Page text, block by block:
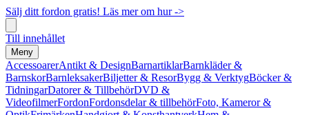
Sälj ditt fordon gratis! Läs mer om hur ->
Till innehållet
Meny
AccessoarerAntikt & DesignBarnartiklarBarnkläder &
BarnskorBarnleksakerBiljetter & ResorBygg & VerktygBöcker &
TidningarDatorer & TillbehörDVD &
VideofilmerFordonFordonsdelar & tillbehörFoto, Kameror &